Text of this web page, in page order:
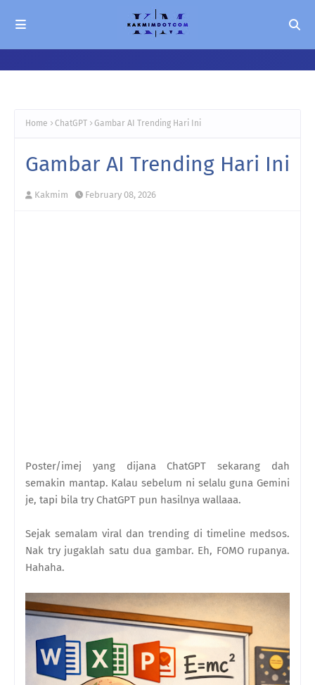
Home ChatGPT Gambar AI Trending Hari Ini
Gambar AI Trending Hari Ini
Kakmim February 08, 2026
Poster/imej yang dijana ChatGPT sekarang dah
semakin mantap. Kalau sebelum ni selalu guna Gemini
je, tapi bila try ChatGPT pun hasilnya wallaaa.
Sejak semalam viral dan trending di timeline medsos.
Nak try jugaklah satu dua gambar. Eh, FOMO rupanya.
Hahaha.